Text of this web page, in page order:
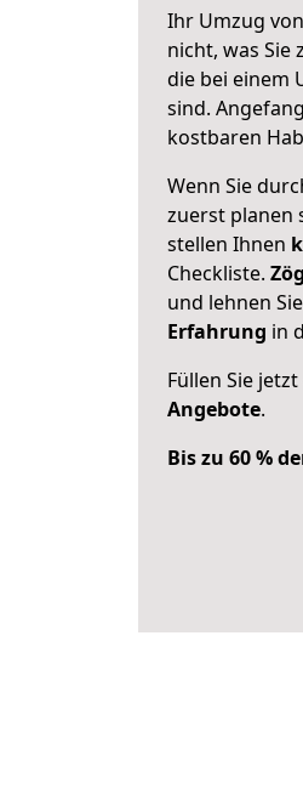
Ihr Umzug
nicht, was Sie
die bei einem
sind.
kostbaren
Wenn Sie
zuerst planen
stellen Ihnen
Checkliste.
und lehnen
Erfahrung in
Füllen Sie
Angebote.
Bis zu 60 %